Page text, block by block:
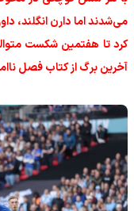
می‌شدند اما دارن انگلند،
کرد تا هفتمین شکست
آخرین برگ از کتاب فصل